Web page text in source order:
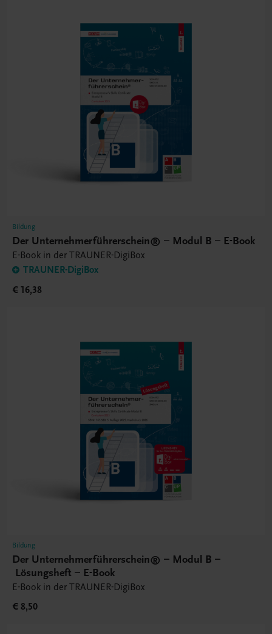
Bildung
Der Unternehmerführerschein® – Modul B – E-Book
E-Book in der TRAUNER-DigiBox
TRAUNER-DigiBox
€ 16,38
Bildung
Der Unternehmerführerschein® – Modul B –
Lösungsheft – E-Book
E-Book in der TRAUNER-DigiBox
€ 8,50